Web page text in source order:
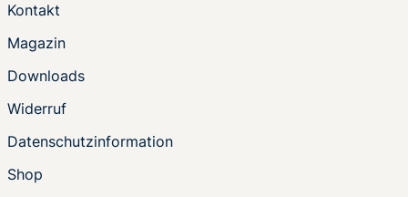
Kontakt
Magazin
Downloads
Widerruf
Datenschutzinformation
Shop